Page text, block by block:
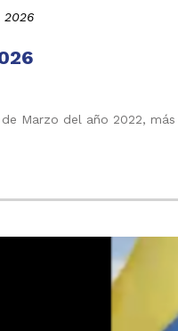
2026
Marzo del año 2022,